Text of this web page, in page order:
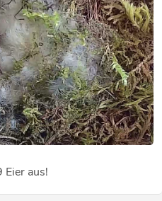
Eier aus!